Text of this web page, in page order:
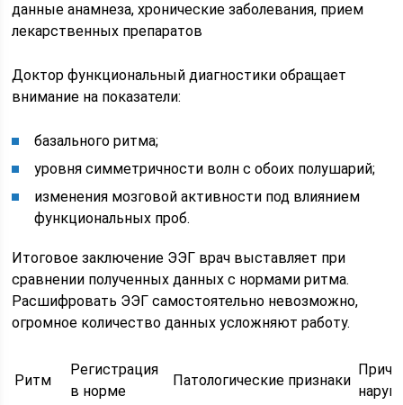
данные анамнеза, хронические заболевания, прием
лекарственных препаратов
Доктор функциональный диагностики обращает
внимание на показатели:
базального ритма;
уровня симметричности волн с обоих полушарий;
изменения мозговой активности под влиянием
функциональных проб.
Итоговое заключение ЭЭГ врач выставляет при
сравнении полученных данных с нормами ритма.
Расшифровать ЭЭГ самостоятельно невозможно,
огромное количество данных усложняют работу.
Ритм
Регистрация
в норме
Патологические признаки